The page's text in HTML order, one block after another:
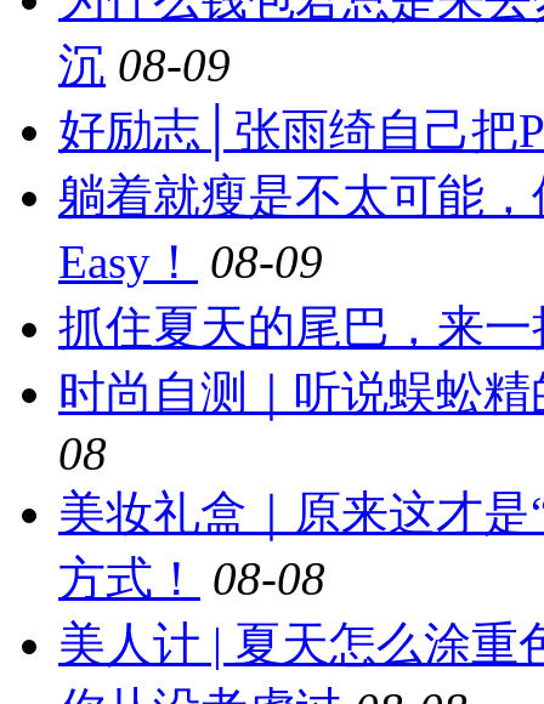
沉 08-09
好励志│张雨绮自己
躺着就瘦是不太可能
Easy！
08-09
抓住夏天的尾巴，来
时尚自测｜听说蜈蚣
08
美妆礼盒｜原来这才
方式！
08-08
美人计 | 夏天怎么涂重